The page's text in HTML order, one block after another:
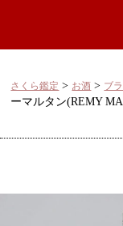
さくら鑑定 > お酒 > ブ
ーマルタン(REMY